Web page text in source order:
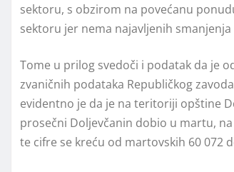
sektoru, s obzirom na povećanu
sektoru jer nema najavljenih
Tome u prilog svedoči i podatak da je
zvaničnih podataka Republičkog
evidentno je da je na teritoriji opštine
prosečni Doljevčanin dobio u martu,
te cifre se kreću od martovskih 60 072